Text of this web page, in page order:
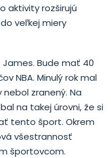
aktivity rozširujú
veľkej miery
Bude mať 40
NBA. Minulý rok mal
zranený. Na
na takej úrovni, že si
tento šport. Okrem
všestrannosť
športovcom.